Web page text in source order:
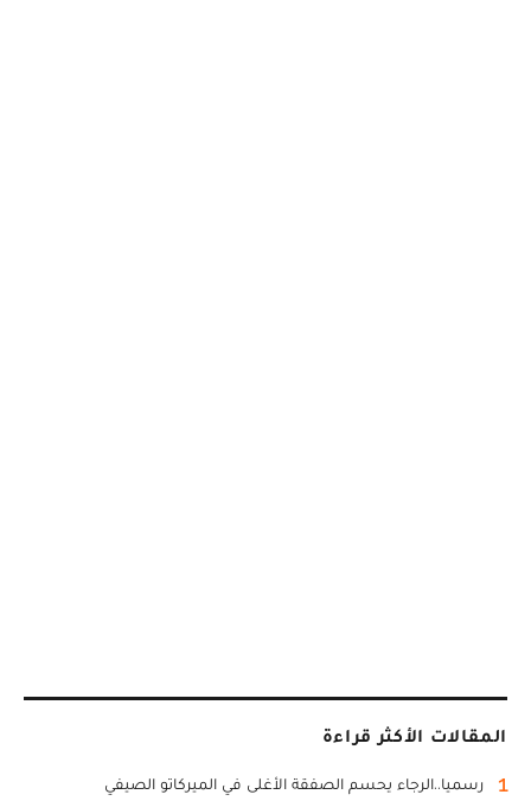
المقالات الأكثر قراءة
1 رسميا..الرجاء يحسم الصفقة الأغلى في الميركاتو الصيفي